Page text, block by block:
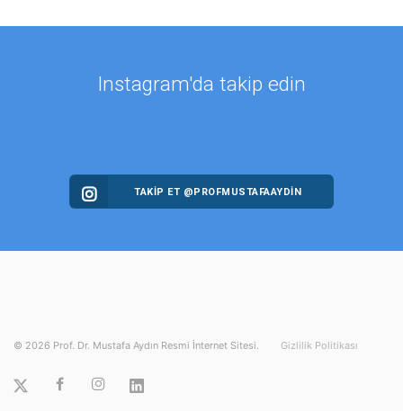
Instagram'da takip edin
TAKİP ET @PROFMUSTAFAAYDIN
© 2026 Prof. Dr. Mustafa Aydın Resmi İnternet Sitesi. Gizlilik Politikası